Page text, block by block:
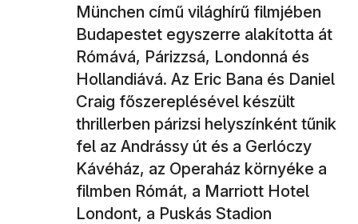
München című világhírű filmjében
Budapestet egyszerre alakította át
Rómává, Párizzsá, Londonná és
Hollandiává. Az Eric Bana és Daniel
Craig főszereplésével készült
thrillerben párizsi helyszínként tűnik
fel az Andrássy út és a Gerlóczy
Kávéház, az Operaház környéke a
filmben Rómát, a Marriott Hotel
Londont, a Puskás Stadion